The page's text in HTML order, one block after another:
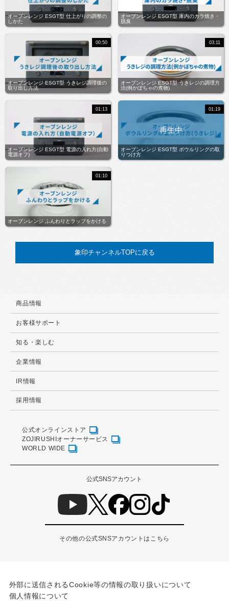
オーブンレンジ ESGT型 仕上がりの調整の
しかた
オーブンレンジ ESGT型 庫内のカラ焼き・
脱臭
オーブンレンジ ESGT型 うきレジ調理後の
取り出し方法
00:50
オーブンレンジ ESGT型 うきレジの調理方
法(例かぼちゃの煮物)
03:11
オーブンレンジ ESGT型 電源の入れ方(自動
電源オフ)
01:13
オーブンレンジ ESGT型 ボウルリングの取
りつけ方
01:19
オーブンレンジ ふんわりとラップをかける
01:10
象印チャンネルTOPに戻る
商品情報
お客様サポート
知る・楽しむ
企業情報
IR情報
採用情報
公式オンラインストア
ZOJIRUSHIオーナーサービス
WORLD WIDE
公式SNSアカウント
その他の公式SNSアカウントはこちら
外部に送信されるCookie等の情報の取り扱いについて
個人情報について